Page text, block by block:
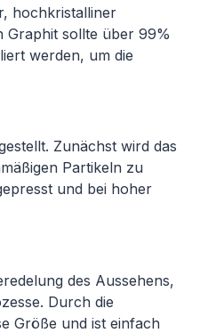
hochkristalliner
Graphit sollte über 99%
werden, um die
Zunächst wird das
Partikeln zu
und bei hoher
des Aussehens,
Durch die
Größe und ist einfach